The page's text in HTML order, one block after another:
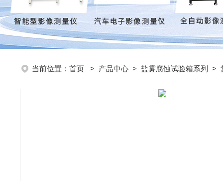
当前位置： 首页 > 产品中心 > 盐雾腐蚀试验箱系列 >